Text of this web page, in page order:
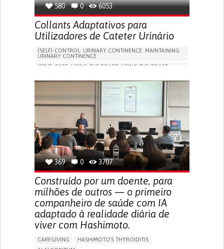
580 0 6053
Collants Adaptativos para
Utilizadores de Cateter Urinário
(SELF)-CONTROL: URINARY CONTINENCE: MAINTAINING
URINARY CONTINENCE
(SELF)-CARE: USING THE TOILET: USING THE TOILET
VESICAL FISTULA
BODY-WORN SOLUTIONS (CLOTHING, ACCESSORIES,
URGENCY TO URINATE
URINARY INCONTINENCE
URINE LEAKAGE WITH COUGHING OR SNEEZING (STRESS
INCONTINENCE)
PROMOTING SELF-MANAGEMENT
GYNECOLOGY AND OBSTETRICS
UROLOGY
PORTUGAL
369 0 3707
Construído por um doente, para
milhões de outros — o primeiro
companheiro de saúde com IA
adaptado à realidade diária de
viver com Hashimoto.
CAREGIVING
HASHIMOTO'S THYROIDITIS